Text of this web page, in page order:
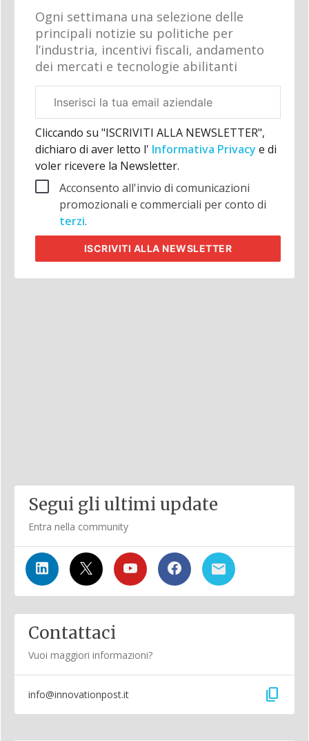
Ogni settimana una selezione delle
principali notizie su politiche per
l’industria, incentivi fiscali, andamento
dei mercati e tecnologie abilitanti
aziendale
Cliccando su "ISCRIVITI ALLA NEWSLETTER",
dichiaro di aver letto l' Informativa Privacy e di
voler ricevere la Newsletter.
Acconsento all'invio di comunicazioni
promozionali e commerciali per conto di
terzi.
ISCRIVITI ALLA NEWSLETTER
Segui gli ultimi update
Entra nella community
Contattaci
Vuoi maggiori informazioni?
info@innovationpost.it content_copy